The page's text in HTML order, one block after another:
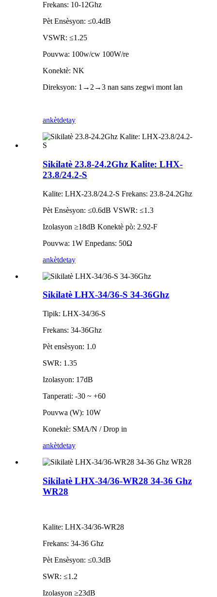
Frekans: 10-12Ghz
Pèt Ensèsyon: ≤0.4dB
VSWR: ≤1.25
Pouvwa: 100w/cw 100W/re
Konektè: NK
Direksyon: 1→2→3 nan sans zegwi mont lan
ankètdetay
Sikilatè 23.8-24.2Ghz Kalite: LHX-
23.8/24.2-S
Kalite: LHX-23.8/24.2-S Frekans: 23.8-24.2Ghz
Pèt Ensèsyon: ≤0.6dB VSWR: ≤1.3
Izolasyon ≥18dB Konektè pò: 2.92-F
Pouvwa: 1W Enpedans: 50Ω
ankètdetay
Sikilatè LHX-34/36-S 34-36Ghz
Tipik: LHX-34/36-S
Frekans: 34-36Ghz
Pèt ensèsyon: 1.0
SWR: 1.35
Izolasyon: 17dB
Tanperati: -30 ~ +60
Pouvwa (W): 10W
Konektè: SMA/N / Drop in
ankètdetay
Sikilatè LHX-34/36-WR28 34-36 Ghz
WR28
Kalite: LHX-34/36-WR28
Frekans: 34-36 Ghz
Pèt Ensèsyon: ≤0.3dB
SWR: ≤1.2
Izolasyon ≥23dB